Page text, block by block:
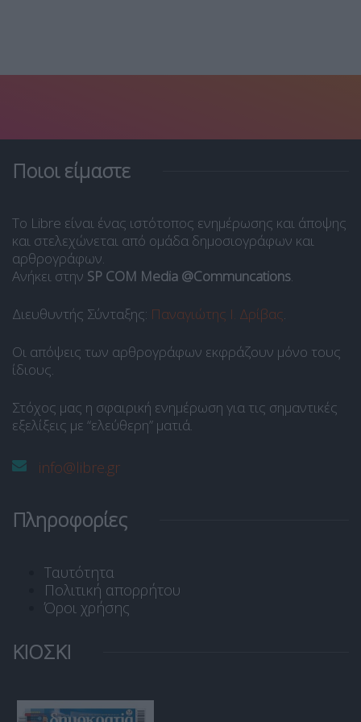
Ποιοι είμαστε
Το Libre είναι ένας ιστότοπος ενημέρωσης και άποψης
και στελεχώνεται από ομάδα δημοσιογράφων και
αρθρογράφων.
Ανήκει στην SP COM Media @Communcations.
Διευθυντής Σύνταξης: Παναγιώτης Ι. Δρίβας.
Οι απόψεις των αρθρογράφων εκφράζουν μόνο τους
ίδιους.
Στόχος μας η σφαιρική ενημέρωση για τις σημαντικές
εξελίξεις με “ελεύθερη” ματιά.
info@libre.gr
Πληροφορίες
Ταυτότητα
Πολιτική απορρήτου
Όροι χρήσης
ΚΙΟΣΚΙ